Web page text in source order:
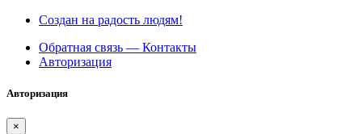
Создан на радость людям!
Обратная связь — Контакты
Авторизация
Авторизация
×